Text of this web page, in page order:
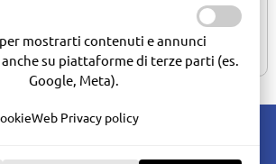
su piattaforme di terze parti (es.
Google, Meta).
Web Privacy policy
1lt
la login
professional 5lt
Effettua la login
per comprare